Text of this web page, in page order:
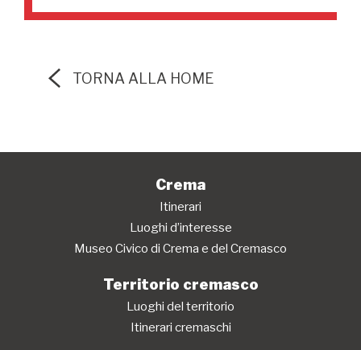
TORNA ALLA HOME
Crema
Itinerari
Luoghi d’interesse
Museo Civico di Crema e del Cremasco
Territorio cremasco
Luoghi del territorio
Itinerari cremaschi